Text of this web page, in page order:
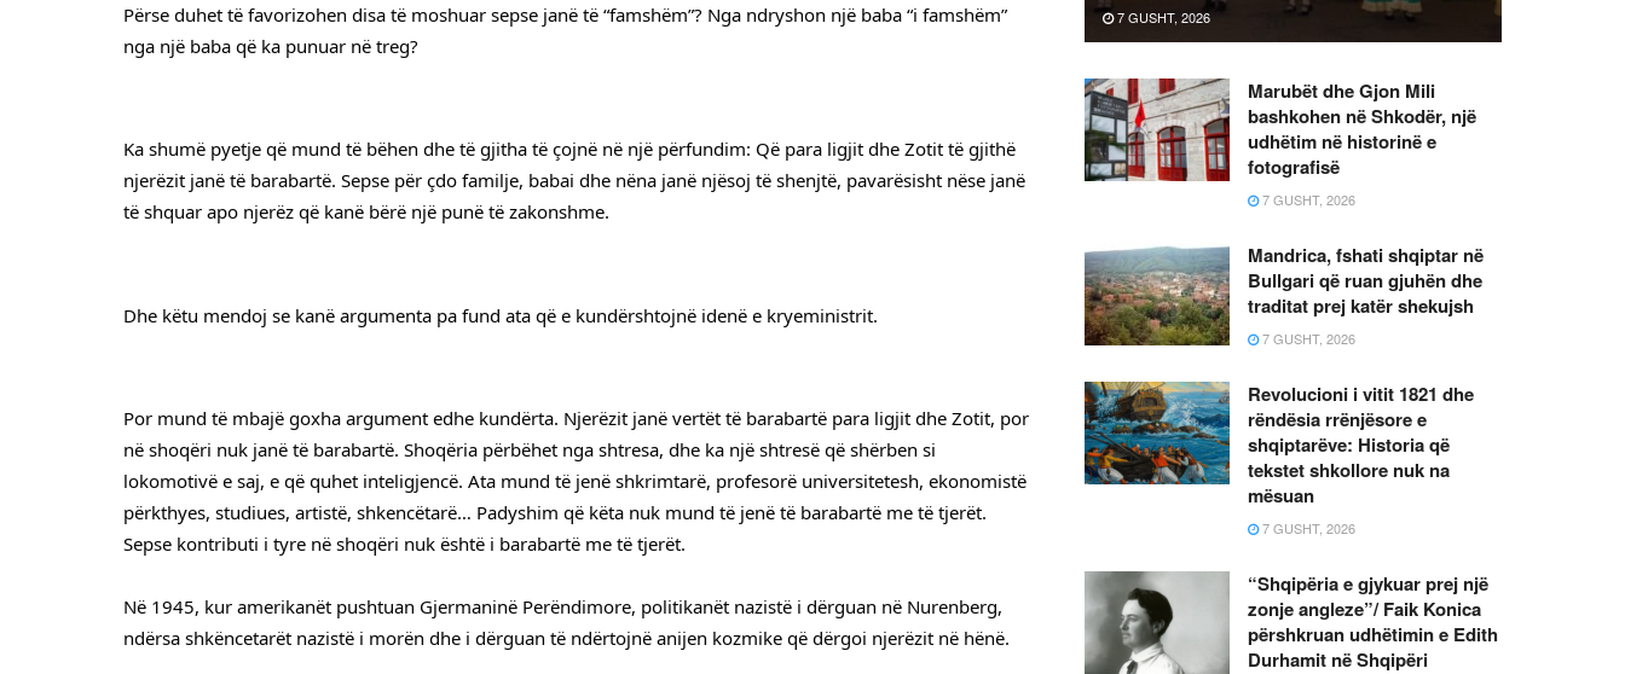
Përse duhet të favorizohen disa të moshuar sepse janë të “famshëm”? Nga ndryshon një baba “i famshëm”
nga një baba që ka punuar në treg?
Ka shumë pyetje që mund të bëhen dhe të gjitha të çojnë në një përfundim: Që para ligjit dhe Zotit të gjithë
njerëzit janë të barabartë. Sepse për çdo familje, babai dhe nëna janë njësoj të shenjtë, pavarësisht nëse janë
të shquar apo njerëz që kanë bërë një punë të zakonshme.
Dhe këtu mendoj se kanë argumenta pa fund ata që e kundërshtojnë idenë e kryeministrit.
Por mund të mbajë goxha argument edhe kundërta. Njerëzit janë vertët të barabartë para ligjit dhe Zotit, por
në shoqëri nuk janë të barabartë. Shoqëria përbëhet nga shtresa, dhe ka një shtresë që shërben si
lokomotivë e saj, e që quhet inteligjencë. Ata mund të jenë shkrimtarë, profesorë universitetesh, ekonomistë
përkthyes, studiues, artistë, shkencëtarë… Padyshim që këta nuk mund të jenë të barabartë me të tjerët.
Sepse kontributi i tyre në shoqëri nuk është i barabartë me të tjerët.
Në 1945, kur amerikanët pushtuan Gjermaninë Perëndimore, politikanët nazistë i dërguan në Nurenberg,
ndërsa shkëncetarët nazistë i morën dhe i dërguan të ndërtojnë anijen kozmike që dërgoi njerëzit në hënë.
7 GUSHT, 2026
Marubët dhe Gjon Mili
bashkohen në Shkodër, një
udhëtim në historinë e
fotografisë
7 GUSHT, 2026
Mandrica, fshati shqiptar në
Bullgari që ruan gjuhën dhe
traditat prej katër shekujsh
7 GUSHT, 2026
Revolucioni i vitit 1821 dhe
rëndësia rrënjësore e
shqiptarëve: Historia që
tekstet shkollore nuk na
mësuan
7 GUSHT, 2026
“Shqipëria e gjykuar prej një
zonje angleze”/ Faik Konica
përshkruan udhëtimin e Edith
Durhamit në Shqipëri